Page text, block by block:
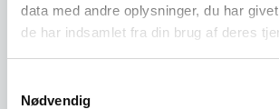
data med andre oplysninger, du har
de har indsamlet fra din brug af deres
Nødvendig
Relaterede varer